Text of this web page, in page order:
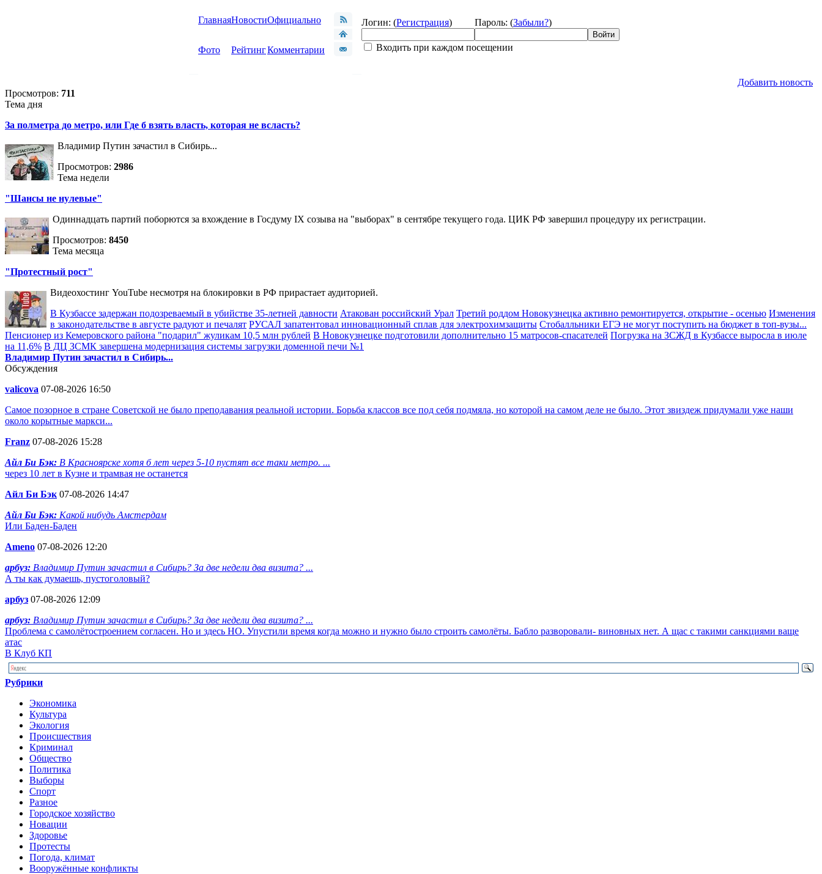
ГлавнаяНовостиОфициально
Фото РейтингКомментарии
Логин: (Регистрация) Пароль: (Забыли?)
Входить при каждом посещении
Добавить новость
Просмотров: 711
Тема дня
За полметра до метро, или Где б взять власть, которая не всласть?
Владимир Путин зачастил в Сибирь...
Просмотров: 2986
Тема недели
"Шансы не нулевые"
Одиннадцать партий поборются за вхождение в Госдуму IX созыва на "выборах" в сентябре текущего года. ЦИК РФ завершил процедуру их регистрации.
Просмотров: 8450
Тема месяца
"Протестный рост"
Видеохостинг YouTube несмотря на блокировки в РФ прирастает аудиторией.
В Кузбассе задержан подозреваемый в убийстве 35-летней давности Атакован российский Урал Третий роддом Новокузнецка активно ремонтируется, открытие - осенью Изменения
в законодательстве в августе радуют и печалят РУСАЛ запатентовал инновационный сплав для электрохимзащиты Стобалльники ЕГЭ не могут поступить на бюджет в топ-вузы...
Пенсионер из Кемеровского района "подарил" жуликам 10,5 млн рублей В Новокузнецке подготовили дополнительно 15 матросов-спасателей Погрузка на ЗСЖД в Кузбассе выросла в июле
на 11,6% В ДЦ ЗСМК завершена модернизация системы загрузки доменной печи №1
Владимир Путин зачастил в Сибирь...
Обсуждения
valicova 07-08-2026 16:50
Самое позорное в стране Советской не было преподавания реальной истории. Борьба классов все под себя подмяла, но которой на самом деле не было. Этот звиздеж придумали уже наши
около корытные маркси...
Franz 07-08-2026 15:28
Айл Би Бэк: В Красноярске хотя б лет через 5-10 пустят все таки метро. ...
через 10 лет в Кузне и трамвая не останется
Айл Би Бэк 07-08-2026 14:47
Айл Би Бэк: Какой нибудь Амстердам
Или Баден-Баден
Ameno 07-08-2026 12:20
арбуз: Владимир Путин зачастил в Сибирь? За две недели два визита? ...
А ты как думаешь, пустоголовый?
арбуз 07-08-2026 12:09
арбуз: Владимир Путин зачастил в Сибирь? За две недели два визита? ...
Проблема с самолётостроением согласен. Но и здесь НО. Упустили время когда можно и нужно было строить самолёты. Бабло разворовали- виновных нет. А щас с такими санкциями ваще
атас
В Клуб КП
Рубрики
Экономика
Культура
Экология
Происшествия
Криминал
Общество
Политика
Выборы
Спорт
Разное
Городское хозяйство
Новации
Здоровье
Протесты
Погода, климат
Вооружённые конфликты